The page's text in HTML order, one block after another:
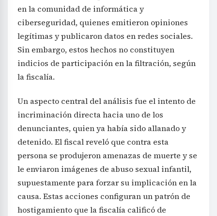
en la comunidad de informática y
ciberseguridad, quienes emitieron opiniones
legítimas y publicaron datos en redes sociales.
Sin embargo, estos hechos no constituyen
indicios de participación en la filtración, según
la fiscalía.
Un aspecto central del análisis fue el intento de
incriminación directa hacia uno de los
denunciantes, quien ya había sido allanado y
detenido. El fiscal reveló que contra esta
persona se produjeron amenazas de muerte y se
le enviaron imágenes de abuso sexual infantil,
supuestamente para forzar su implicación en la
causa. Estas acciones configuran un patrón de
hostigamiento que la fiscalía calificó de